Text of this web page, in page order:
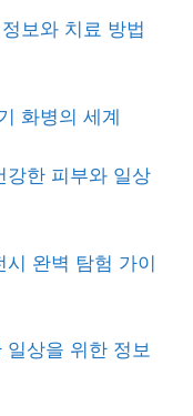
보와 치료 방법
화병의 세계
강한 피부와 일상
완벽 탐험 가이
상을 위한 정보